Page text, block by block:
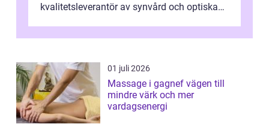
kvalitetsleverantör av synvård och optiska
01 juli 2026
Massage i gagnef vägen till
mindre värk och mer
vardagsenergi